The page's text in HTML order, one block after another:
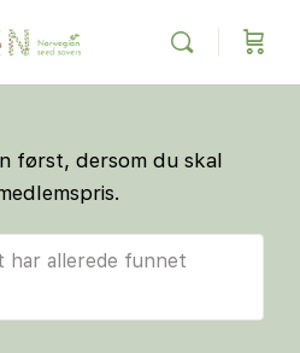
først, dersom du skal
har allerede funnet